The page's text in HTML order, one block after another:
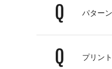
Q パター
Q プリン